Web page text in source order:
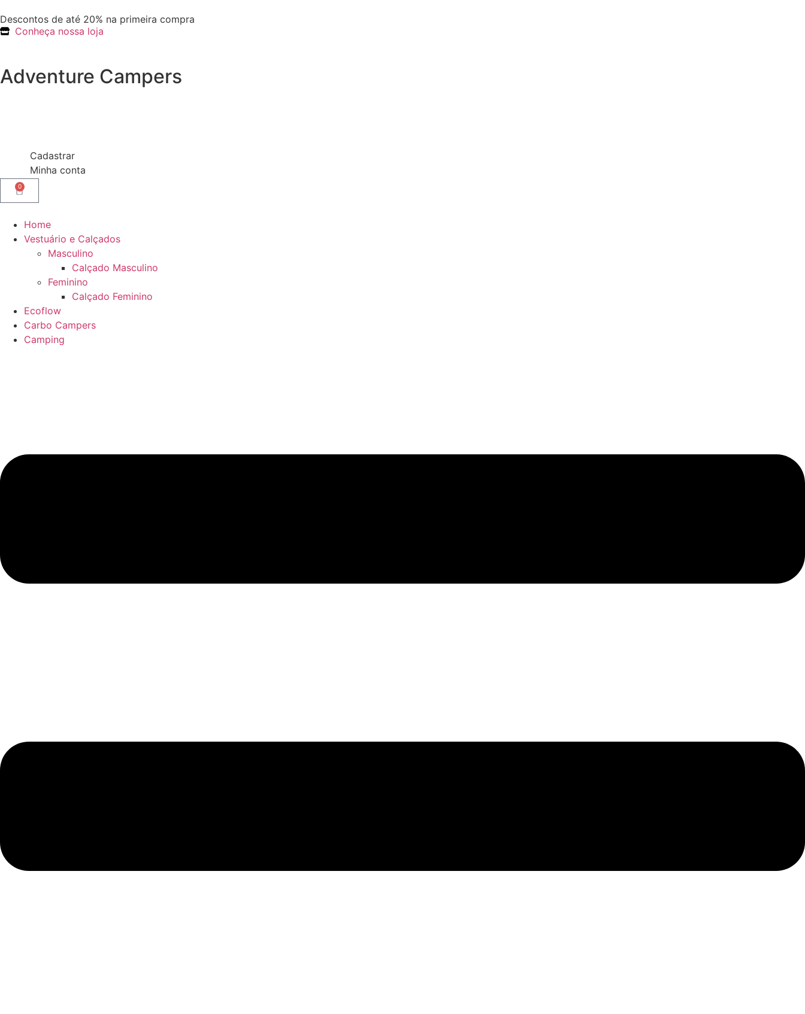
Descontos de até 20% na primeira compra
Conheça nossa loja
Adventure Campers
Cadastrar
Minha conta
0
Home
Vestuário e Calçados
Masculino
Calçado Masculino
Feminino
Calçado Feminino
Ecoflow
Carbo Campers
Camping